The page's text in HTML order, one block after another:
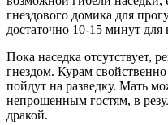
гнездового домика для
достаточно 10-15 минут
Пока наседка отсутствует,
гнездом. Курам
пойдут на разведку. Мать
непрошенным гостям, в
дракой.